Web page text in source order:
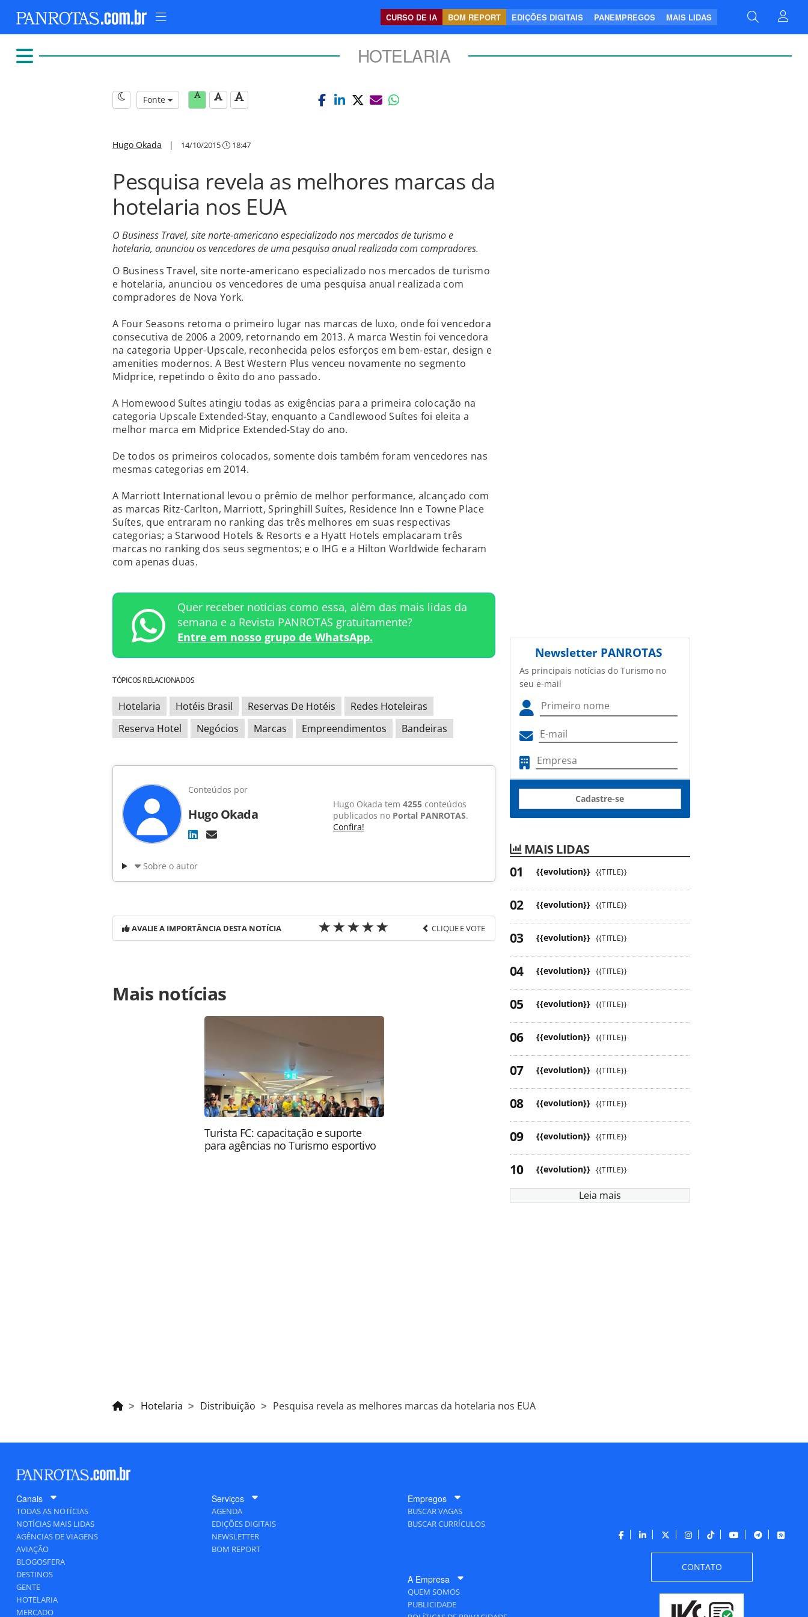
CURSO DE IA BOM REPORT EDIÇÕES DIGITAIS PANEMPREGOS MAIS LIDAS
HOTELARIA
Fonte
Hugo Okada | 14/10/2015 18:47
Pesquisa revela as melhores marcas da
hotelaria nos EUA
O Business Travel, site norte-americano especializado nos mercados de turismo e
hotelaria, anunciou os vencedores de uma pesquisa anual realizada com compradores.
O Business Travel, site norte-americano especializado nos mercados de turismo
e hotelaria, anunciou os vencedores de uma pesquisa anual realizada com
compradores de Nova York.
A Four Seasons retoma o primeiro lugar nas marcas de luxo, onde foi vencedora
consecutiva de 2006 a 2009, retornando em 2013. A marca Westin foi vencedora
na categoria Upper-Upscale, reconhecida pelos esforços em bem-estar, design e
amenities modernos. A Best Western Plus venceu novamente no segmento
Midprice, repetindo o êxito do ano passado.
A Homewood Suítes atingiu todas as exigências para a primeira colocação na
categoria Upscale Extended-Stay, enquanto a Candlewood Suítes foi eleita a
melhor marca em Midprice Extended-Stay do ano.
De todos os primeiros colocados, somente dois também foram vencedores nas
mesmas categorias em 2014.
A Marriott International levou o prêmio de melhor performance, alcançado com
as marcas Ritz-Carlton, Marriott, Springhill Suítes, Residence Inn e Towne Place
Suítes, que entraram no ranking das três melhores em suas respectivas
categorias; a Starwood Hotels & Resorts e a Hyatt Hotels emplacaram três
marcas no ranking dos seus segmentos; e o IHG e a Hilton Worldwide fecharam
com apenas duas.
Quer receber notícias como essa, além das mais lidas da
semana e a Revista PANROTAS gratuitamente?
Entre em nosso grupo de WhatsApp.
TÓPICOS RELACIONADOS
Hotelaria Hotéis Brasil Reservas De Hotéis
Redes Hoteleiras
Reserva Hotel
Negócios Marcas Empreendimentos Bandeiras
Conteúdos por
Hugo Okada
Hugo Okada tem 4255 conteúdos
publicados no Portal PANROTAS.
Confira!
Sobre o autor
AVALIE A IMPORTÂNCIA DESTA NOTÍCIA CLIQUE E VOTE
https://www.panrotas.com.br/noticia-turismo/hotelaria/2015/10/pesquisa-revela-as-
melhores-marcas-da-hotelaria-nos-eua_119839.html ou as ferramentas oferecidas na
página. Todo o conteúdo produzido pela PANROTAS Editora é protegido pela legislação
PANROTAS Editora (copyright@panrotas.com.br).
Mais notícias
Turista FC: capacitação e suporte
para agências no Turismo esportivo
Newsletter PANROTAS
As principais notícias do Turismo no
seu e-mail
Cadastre-se
MAIS LIDAS
{{evolution}} {{TITLE}}
{{evolution}} {{TITLE}}
{{evolution}} {{TITLE}}
{{evolution}} {{TITLE}}
{{evolution}} {{TITLE}}
{{evolution}} {{TITLE}}
{{evolution}} {{TITLE}}
{{evolution}} {{TITLE}}
{{evolution}} {{TITLE}}
{{evolution}} {{TITLE}}
Leia mais
Hotelaria Distribuição Pesquisa revela as melhores marcas da hotelaria nos EUA
Canais
TODAS AS NOTÍCIAS
NOTÍCIAS MAIS LIDAS
AGÊNCIAS DE VIAGENS
AVIAÇÃO
BLOGOSFERA
DESTINOS
GENTE
HOTELARIA
MERCADO
Serviços
AGENDA
EDIÇÕES DIGITAIS
NEWSLETTER
BOM REPORT
Empregos
BUSCAR VAGAS
BUSCAR CURRÍCULOS
A Empresa
QUEM SOMOS
PUBLICIDADE
CONTATO